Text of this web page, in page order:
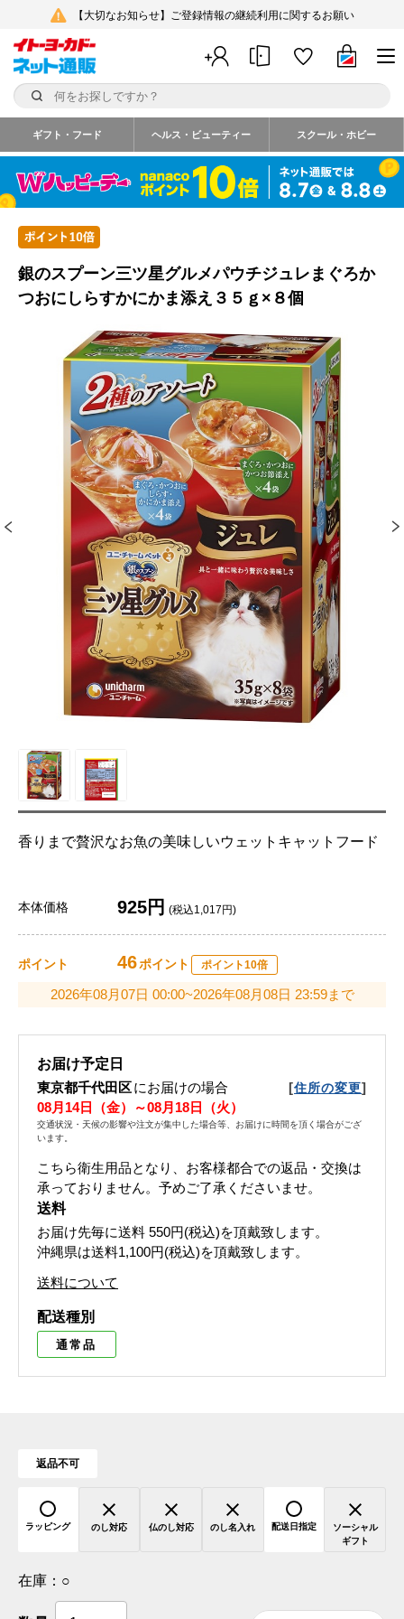
【大切なお知らせ】ご登録情報の継続利用に関するお願い
ギフト・フード ヘルス・ビューティー スクール・ホビー
銀のスプーン三ツ星グルメパウチジュレまぐろか
つおにしらすかにかま添え３５ｇ×８個
香りまで贅沢なお魚の美味しいウェットキャットフード
本体価格 925円 (税込1,017円)
ポイント 46ポイント ポイント10倍
2026年08月07日 00:00~2026年08月08日 23:59まで
お届け予定日
東京都千代田区にお届けの場合 [住所の変更]
08月14日（金）～08月18日（火）
交通状況・天候の影響や注文が集中した場合等、お届けに時間を頂く場合がござ
います。
こちら衛生用品となり、お客様都合での返品・交換は
承っておりません。予めご了承くださいませ。
送料
お届け先毎に送料 550円(税込)を頂戴致します。
沖縄県は送料1,100円(税込)を頂戴致します。
送料について
配送種別
通常品
返品不可
ラッピング のし対応 仏のし対応 のし名入れ 配送日指定
ソーシャル
ギフト
在庫： ○